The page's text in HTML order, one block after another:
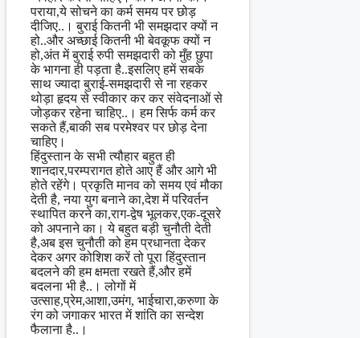
पराया,ये सोचने का कर्म समय पर छोड़
दीजिए..। बुराई कितनी भी समझदार क्यों न
हो..और अच्छाई कितनी भी बेवकूफ क्यों न
हो,अंत में बुराई रुपी समझदारी को मुँह छुपा
के भागना ही पड़ता है..इसलिए हमें सबके
साथ ज्यादा बुराई-समझदारी से ना रहकर
थोड़ा हृदय से स्वीकार कर कर संवेदनाओं से
जोड़कर रहेना चाहिए..। हम सिर्फ कर्म कर
सकते हैं,बाकी सब परमेश्वर पर छोड़ देना
चाहिए।
हिंदुस्तान के सभी त्यौहार बहुत ही
शानदार,परम्परागत होते आए हैं और आगे भी
होते रहेंगे। प्रकृति मानव को समय एवं मौका
देती है, नया युग बनाने का,देश में परिवर्तन
स्थापित करने का,राग-द्वेष भूलकर,एक-दूसरे
को अपनाने का। ये बहुत बड़ी चुनौती देती
है,अब इस चुनौती को हम प्रधानता देकर
देकर अगर कोशिश करें तो पूरा हिंदुस्तान
बदलने की हम क्षमता रखते हैं,और हमें
बदलना भी है..। लोगों में
उत्साह,प्रेम,आशा,उमंग, भाईचारा,करुणा के
रंग को जगाकर भारत में शांति का सन्देश
फैलाना है..।